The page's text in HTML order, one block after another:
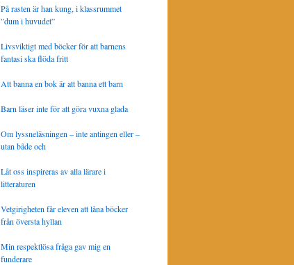
På rasten är han kung, i klassrummet
”dum i huvudet”
Livsviktigt med böcker för att barnens
fantasi ska flöda fritt
Att banna en bok är att banna ett barn
Barn läser inte för att göra vuxna glada
Om lyssneläsningen – inte antingen eller –
utan både och
Låt oss inspireras av alla lärare i
litteraturen
Vetgirigheten får eleven att låna böcker
från översta hyllan
Min respektlösa fråga gav mig en
funderare